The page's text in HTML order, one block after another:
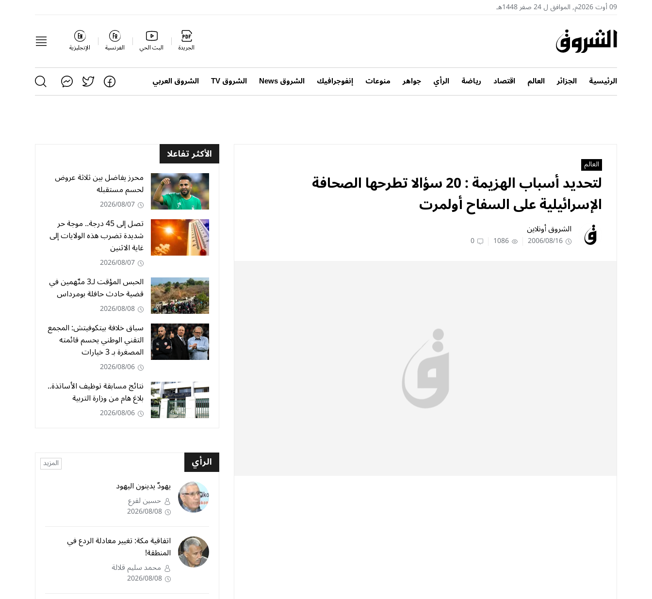
09 أوت 2026م, الموافق ل 24 صفر 1448هـ
الجريدة البث الحي الفرنسية الإنجليزية
الرئيسية الجزائر العالم اقتصاد رياضة الرأي جواهر منوعات إنفوجرافيك الشروق News الشروق TV الشروق العربي
العالم
لتحديد أسباب الهزيمة : 20 سؤالا تطرحها الصحافة
الإسرائيلية على السفاح أولمرت
الشروق أونلاين
2006/08/16
1086
0
الأكثر تفاعلا
محرز يفاضل بين ثلاثة عروض
لحسم مستقبله
2026/08/07
تصل إلى 45 درجة.. موجة حر
شديدة تضرب هذه الولايات إلى
غاية الاثنين
2026/08/07
الحبس المؤقت لـ3 متّهمين في
قضية حادث حافلة بومرداس
2026/08/08
سباق خلافة بيتكوفيتش: المجمع
التقني الوطني يحسم قائمته
المصغرة بـ 3 خيارات
2026/08/06
نتائج مسابقة توظيف الأساتذة..
بلاغ هام من وزارة التربية
2026/08/06
الرأي المزيد
يهودٌ يدينون اليهود
حسين لقرع
2026/08/08
اتفاقية مكة: تغيير معادلة الردع في
المنطقة!
محمد سليم قلالة
2026/08/08